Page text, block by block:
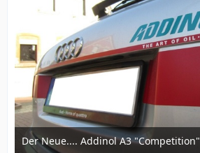
Der Neue.... Addinol A3 "Competition"